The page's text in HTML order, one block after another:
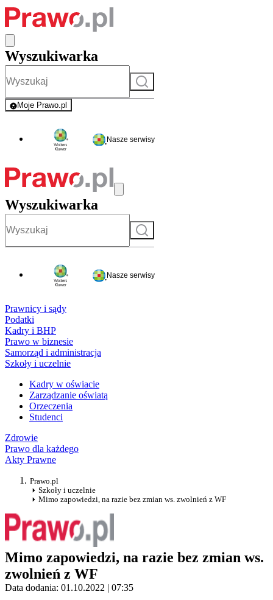
Wyszukiwarka
Szukaj
Moje Prawo.pl
- rejestracja i logowanie do serwisu
Nasze serwisy
Wyszukiwarka
Szukaj
Nasze serwisy
Prawnicy i sądy
Podatki
Kadry i BHP
Prawo w biznesie
Samorząd i administracja
Szkoły i uczelnie
Kadry w oświacie
Zarządzanie oświatą
Orzeczenia
Studenci
Zdrowie
Prawo dla każdego
Akty Prawne
Prawo.pl
Szkoły i uczelnie
Mimo zapowiedzi, na razie bez zmian ws. zwolnień z WF
Mimo zapowiedzi, na razie bez zmian ws.
zwolnień z WF
Data dodania: 01.10.2022 | 07:35